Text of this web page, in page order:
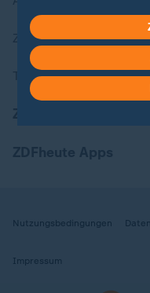
ZDFheute Stories
Themen im Überblick
Nutzungsbedingungen
Impressum